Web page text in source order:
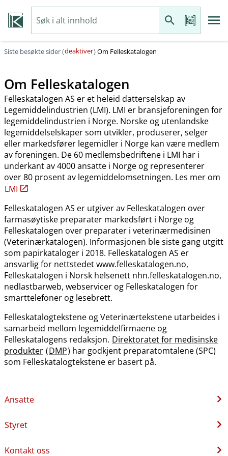
Siste besøkte sider (deaktiver)Om Felleskatalogen
Om Felleskatalogen
Felleskatalogen AS er et heleid datterselskap av
Legemiddelindustrien (LMI). LMI er bransjeforeningen for
legemiddelindustrien i Norge. Norske og utenlandske
legemiddelselskaper som utvikler, produserer, selger
eller markedsfører legemidler i Norge kan være medlem
av foreningen. De 60 medlemsbedriftene i LMI har i
underkant av 4000 ansatte i Norge og representerer
over 80 prosent av legemiddelomsetningen. Les mer om
LMI
Felleskatalogen AS er utgiver av Felleskatalogen over
farmasøytiske preparater markedsført i Norge og
Felleskatalogen over preparater i veterinærmedisinen
(Veterinærkatalogen). Informasjonen ble siste gang utgitt
som papirkataloger i 2018. Felleskatalogen AS er
ansvarlig for nettstedet www.felleskatalogen.no,
Felleskatalogen i Norsk helsenett nhn.felleskatalogen.no,
nedlastbarweb, webservicer og Felleskatalogen for
smarttelefoner og lesebrett.
Felleskatalogtekstene og Veterinærtekstene utarbeides i
samarbeid mellom legemiddelfirmaene og
Felleskatalogens redaksjon. Direktoratet for medisinske
produkter (DMP) har godkjent preparatomtalene (SPC)
som Felleskatalogtekstene er basert på.
Ansatte
Styret
Kontakt oss